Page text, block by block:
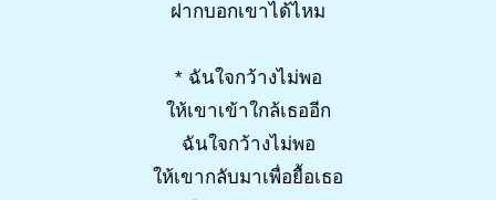
ฝากบอกเขาได้ไหม
* ฉันใจกว้างไม่พอ
ให้เขาเข้าใกล้เธออีก
ฉันใจกว้างไม่พอ
ให้เขากลับมาเพื่อยื้อเธอ